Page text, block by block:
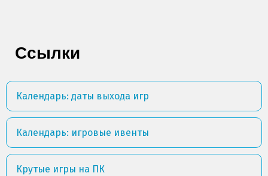
Ссылки
Календарь: даты выхода игр
Календарь: игровые ивенты
Крутые игры на ПК